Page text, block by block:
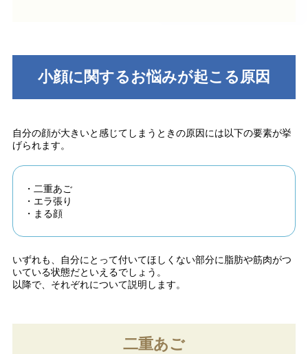
小顔に関するお悩みが起こる原因
自分の顔が大きいと感じてしまうときの原因には以下の要素が挙
げられます。
・二重あご
・エラ張り
・まる顔
いずれも、自分にとって付いてほしくない部分に脂肪や筋肉がつ
いている状態だといえるでしょう。
以降で、それぞれについて説明します。
二重あご